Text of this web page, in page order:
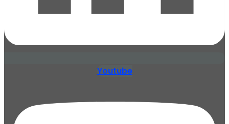
Youtube